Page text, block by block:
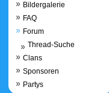
Bildergalerie
FAQ
Forum
Thread-Suche
Clans
Sponsoren
Partys